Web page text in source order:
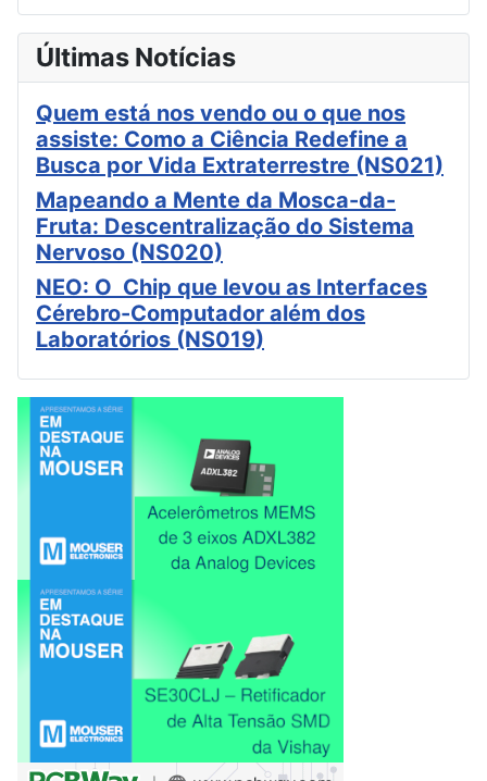
Últimas Notícias
Quem está nos vendo ou o que nos
assiste: Como a Ciência Redefine a
Busca por Vida Extraterrestre (NS021)
Mapeando a Mente da Mosca-da-
Fruta: Descentralização do Sistema
Nervoso (NS020)
NEO: O Chip que levou as Interfaces
Cérebro-Computador além dos
Laboratórios (NS019)